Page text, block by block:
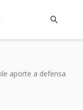
aporte a defensa